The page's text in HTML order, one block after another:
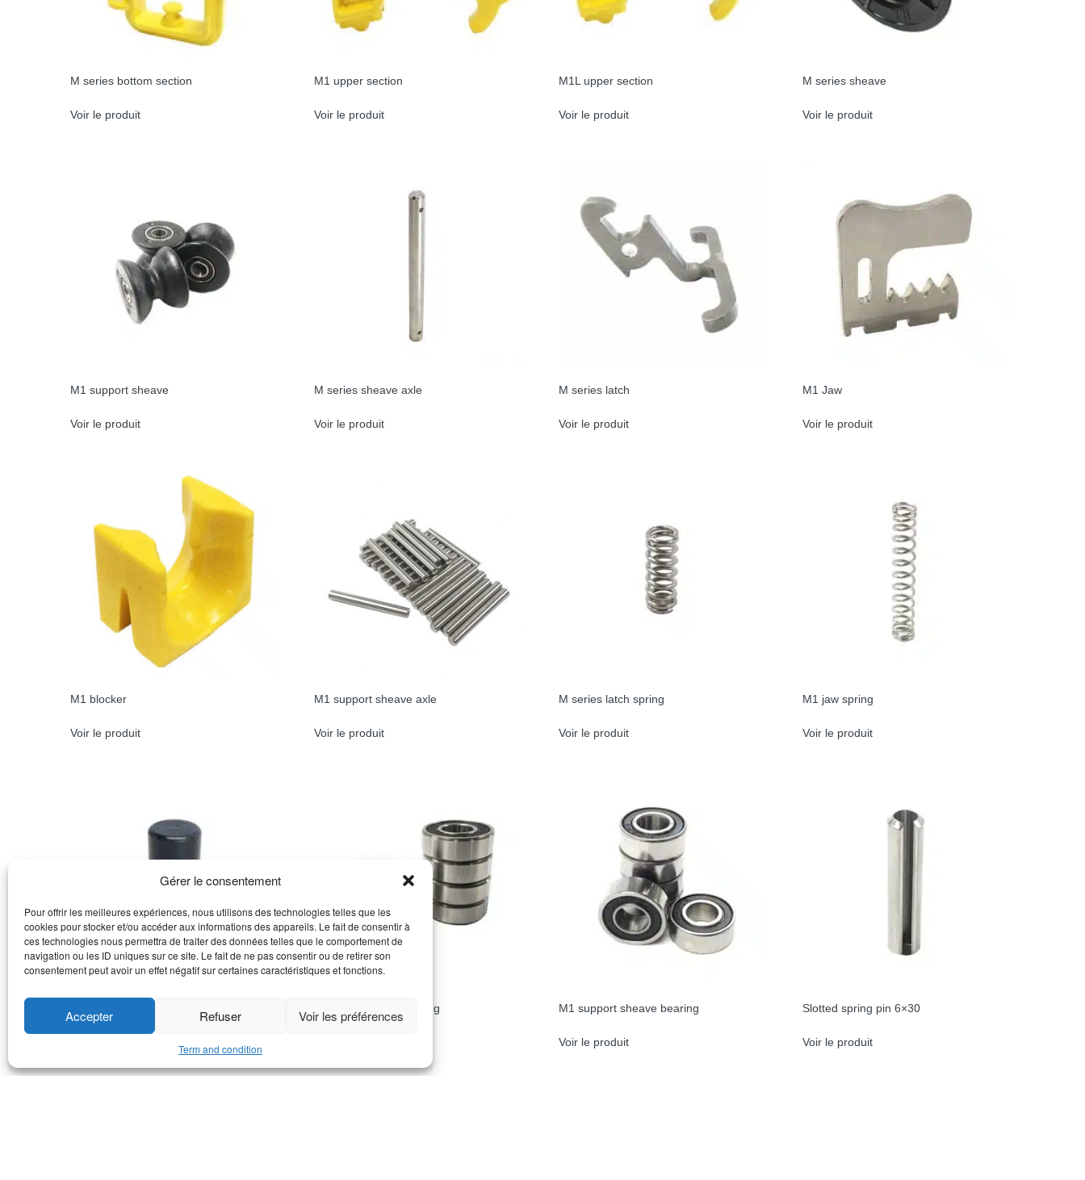
Gérer le consentement
Pour offrir les meilleures expériences, nous utilisons des technologies telles que les
cookies pour stocker et/ou accéder aux informations des appareils. Le fait de consentir à
ces technologies nous permettra de traiter des données telles que le comportement de
navigation ou les ID uniques sur ce site. Le fait de ne pas consentir ou de retirer son
consentement peut avoir un effet négatif sur certaines caractéristiques et fonctions.
Accepter Refuser Voir les préférences
Term and condition
M series bottom section
Voir le produit
M1 upper section
Voir le produit
M1L upper section
Voir le produit
M series sheave
Voir le produit
M1 support sheave
Voir le produit
M series sheave axle
Voir le produit
M series latch
Voir le produit
M1 Jaw
Voir le produit
M1 blocker
Voir le produit
M1 support sheave axle
Voir le produit
M series latch spring
Voir le produit
M1 jaw spring
Voir le produit
M series sheave bearing M1 support sheave bearing
Voir le produit
Slotted spring pin 6×30
Voir le produit